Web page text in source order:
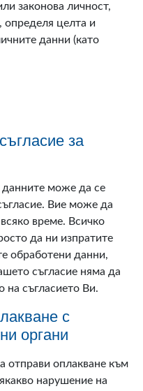
законова личност,
определя целта и
данни (като
за
данните може да се
Вие може да
време. Всичко
да ни изпратите
обработени данни,
съгласие няма да
на съгласието Ви.
с
органи
отправи оплакване към
нарушение на